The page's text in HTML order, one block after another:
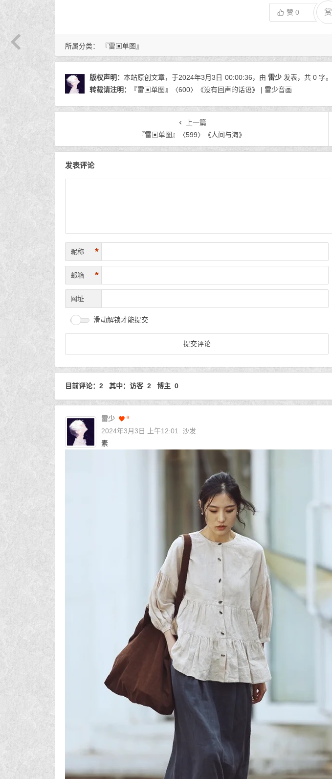
所属分类： 『雷▣单图』
赞 0 赏
版权声明： 本站原创文章，于2024年3月3日 00:00:36，由 雷少 发表，共 0 字。
转载请注明：
『雷▣单图』〈600〉《没有回声的话语》 | 雷少音画
上一篇
『雷▣单图』〈599〉《人间与海》
发表评论
昵称 *
邮箱 *
网址
滑动解锁才能提交
目前评论：2 其中：访客 2 博主 0
雷少 9
2024年3月3日 上午12:01
沙发
素